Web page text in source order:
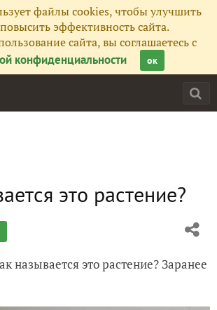
файлы cookies, чтобы улучшить
эффективность сайта.
сайта, вы соглашаетесь с
конфиденциальности
ок
это растение?
называется это растение? Заранее